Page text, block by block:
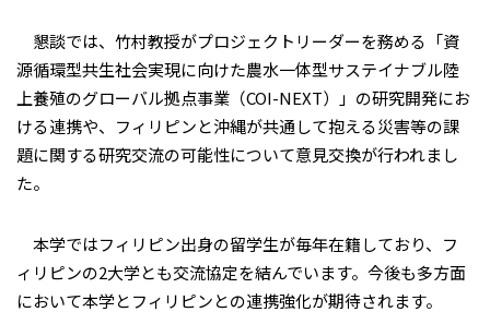
懇談では、竹村教授がプロジェクトリーダーを務める「資
源循環型共生社会実現に向けた農水一体型サステイナブル陸
上養殖のグローバル拠点事業（COI-NEXT）」の研究開発にお
ける連携や、フィリピンと沖縄が共通して抱える災害等の課
題に関する研究交流の可能性について意見交換が行われまし
た。
本学ではフィリピン出身の留学生が毎年在籍しており、フ
ィリピンの2大学とも交流協定を結んでいます。今後も多方面
において本学とフィリピンとの連携強化が期待されます。​